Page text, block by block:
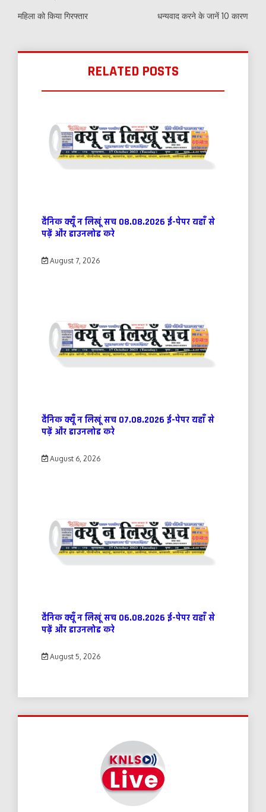
महिला को किया गिरफ्तार धन्यवाद करने के जानें 10 कारण
RELATED POSTS
दैनिक क्यूँ न लिखूं सच 08.08.2026 ई-पेपर यहाँ से
पढ़ें और डाउनलोड करे
August 7, 2026
दैनिक क्यूँ न लिखूं सच 07.08.2026 ई-पेपर यहाँ से
पढ़ें और डाउनलोड करे
August 6, 2026
दैनिक क्यूँ न लिखूं सच 06.08.2026 ई-पेपर यहाँ से
पढ़ें और डाउनलोड करे
August 5, 2026